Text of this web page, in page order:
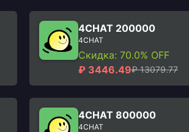
4CHAT 200000
4CHAT
Скидка: 70.0% OFF
₽ 3446.49₽ 13079.77
4CHAT 800000
4CHAT